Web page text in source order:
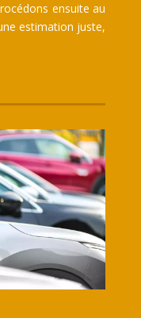
ensuite au
estimation juste,